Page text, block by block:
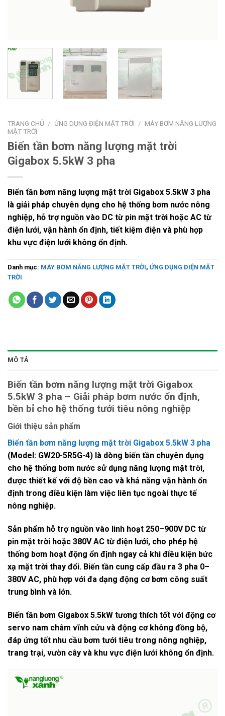
TRANG CHỦ / ỨNG DỤNG ĐIỆN MẶT TRỜI / MÁY BƠM NĂNG LƯỢNG
MẶT TRỜI
Biến tần bơm năng lượng mặt trời
Gigabox 5.5kW 3 pha
Biến tần bơm năng lượng mặt trời Gigabox 5.5kW 3 pha
là giải pháp chuyên dụng cho hệ thống bơm nước nông
nghiệp, hỗ trợ nguồn vào DC từ pin mặt trời hoặc AC từ
điện lưới, vận hành ổn định, tiết kiệm điện và phù hợp
khu vực điện lưới không ổn định.
Danh mục: MÁY BƠM NĂNG LƯỢNG MẶT TRỜI, ỨNG DỤNG ĐIỆN MẶT
TRỜI
MÔ TẢ
Biến tần bơm năng lượng mặt trời Gigabox
5.5kW 3 pha – Giải pháp bơm nước ổn định,
bền bỉ cho hệ thống tưới tiêu nông nghiệp
Giới thiệu sản phẩm
Biến tần bơm năng lượng mặt trời Gigabox 5.5kW 3 pha
(Model: GW20-5R5G-4) là dòng biến tần chuyên dụng
cho hệ thống bơm nước sử dụng năng lượng mặt trời,
được thiết kế với độ bền cao và khả năng vận hành ổn
định trong điều kiện làm việc liên tục ngoài thực tế
nông nghiệp.
Sản phẩm hỗ trợ nguồn vào linh hoạt 250–900V DC từ
pin mặt trời hoặc 380V AC từ điện lưới, cho phép hệ
thống bơm hoạt động ổn định ngay cả khi điều kiện bức
xạ mặt trời thay đổi. Biến tần cung cấp đầu ra 3 pha 0–
380V AC, phù hợp với đa dạng động cơ bơm công suất
trung bình và lớn.
Biến tần bơm Gigabox 5.5kW tương thích tốt với động cơ
servo nam châm vĩnh cửu và động cơ không đồng bộ,
đáp ứng tốt nhu cầu bơm tưới tiêu trong nông nghiệp,
trang trại, vườn cây và khu vực điện lưới không ổn định.